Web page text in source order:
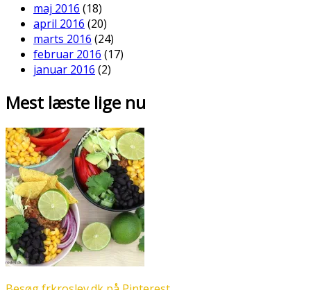
maj 2016 (18)
april 2016 (20)
marts 2016 (24)
februar 2016 (17)
januar 2016 (2)
Mest læste lige nu